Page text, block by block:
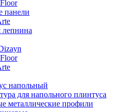
панели
лепнина
напольный
для напольного плинтуса
металлические профили